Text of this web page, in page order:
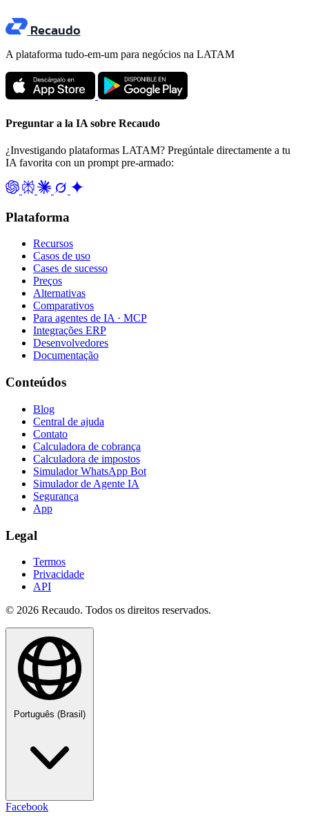
Recaudo
A plataforma tudo-em-um para negócios na LATAM
Preguntar a la IA sobre Recaudo
¿Investigando plataformas LATAM? Pregúntale directamente a tu
IA favorita con un prompt pre-armado:
Plataforma
Recursos
Casos de uso
Cases de sucesso
Preços
Alternativas
Comparativos
Para agentes de IA · MCP
Integrações ERP
Desenvolvedores
Documentação
Conteúdos
Blog
Central de ajuda
Contato
Calculadora de cobrança
Calculadora de impostos
Simulador WhatsApp Bot
Simulador de Agente IA
Segurança
App
Legal
Termos
Privacidade
API
© 2026 Recaudo. Todos os direitos reservados.
Português (Brasil)
Facebook